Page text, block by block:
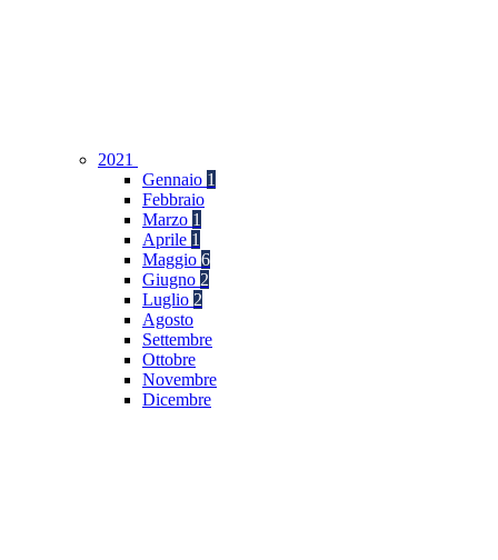
2021
Gennaio 1
Febbraio
Marzo 1
Aprile 1
Maggio 6
Giugno 2
Luglio 2
Agosto
Settembre
Ottobre
Novembre
Dicembre